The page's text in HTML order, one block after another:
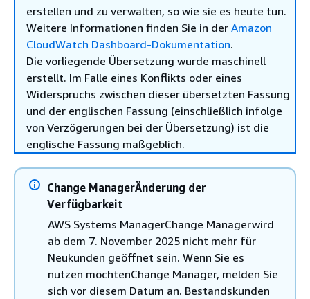
erstellen und zu verwalten, so wie sie es heute tun.
Weitere Informationen finden Sie in der Amazon
CloudWatch Dashboard-Dokumentation.
Die vorliegende Übersetzung wurde maschinell
erstellt. Im Falle eines Konflikts oder eines
Widerspruchs zwischen dieser übersetzten Fassung
und der englischen Fassung (einschließlich infolge
von Verzögerungen bei der Übersetzung) ist die
englische Fassung maßgeblich.
Change ManagerÄnderung der
Verfügbarkeit
AWS Systems ManagerChange Managerwird
ab dem 7. November 2025 nicht mehr für
Neukunden geöffnet sein. Wenn Sie es
nutzen möchtenChange Manager, melden Sie
sich vor diesem Datum an. Bestandskunden